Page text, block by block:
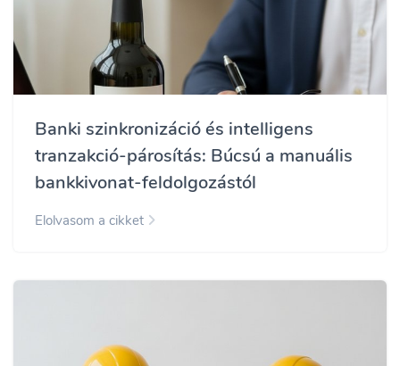
Banki szinkronizáció és intelligens
tranzakció-párosítás: Búcsú a manuális
bankkivonat-feldolgozástól
Elolvasom a cikket